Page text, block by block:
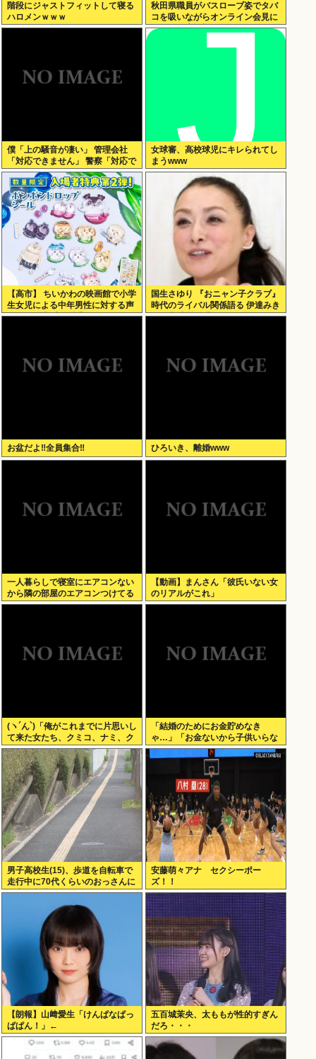
階段にジャストフィットして寝る
ハロメンｗｗｗ
秋田県職員がバスローブ姿でタバ
コを吸いながらオンライン会見に
どこのお貴族様だよw
僕「上の騒音が凄い」 管理会社
「対応できません」 警察「対応で
きません」
女球審、高校球児にキレられてし
まうwww
【高市】 ちいかわの映画館で小学
生女児による中年男性に対する声
かけが発生 映画特典をおねだり
国生さゆり 『おニャン子クラブ』
時代のライバル関係語る 伊達みき
おが直球質問「たとえば誰で
お盆だよ‼全員集合‼ ひろいき、離婚www
一人暮らしで寝室にエアコンない
から隣の部屋のエアコンつけてる
【動画】まんさん「彼氏いない女
のリアルがこれ」
(ヽ´ん`)「俺がこれまでに片思いし
て来た女たち、クミコ、ナミ、ク
ミコ(1人目とは別人、タミヨ、カ
オリ、ユカリ…」
「結婚のためにお金貯めなき
ゃ…」「お金ないから子供いらな
い」←こいつら
男子高校生(15)、歩道を自転車で
走行中に70代くらいのおっさんに
衝突し意識不明にさせてしまう
安藤萌々アナ セクシーポー
ズ！！
【朗報】山﨑愛生「けんぱなぱっ
ぱぱん！」←
五百城茉央、太ももが性的すぎん
だろ・・・